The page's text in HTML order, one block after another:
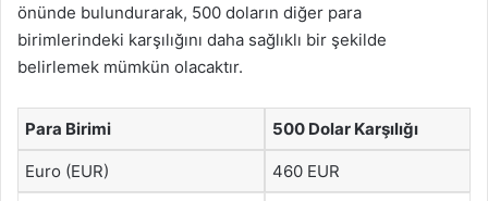
önünde bulundurarak, 500 doların diğer para
birimlerindeki karşılığını daha sağlıklı bir şekilde
belirlemek mümkün olacaktır.
Para Birimi 500 Dolar Karşılığı
Euro (EUR) 460 EUR